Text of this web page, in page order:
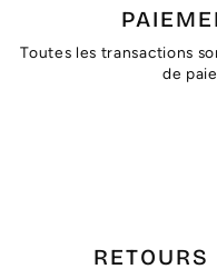
Toutes les transactions
de
RETOURS